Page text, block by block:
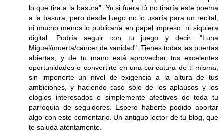
lo que tira a la basura". Yo si fuera tú no tiraría este poema
a la basura, pero desde luego no lo usaría para un recital,
ni mucho menos lo publicaría en papel impreso, ni siquiera
digital. Podría seguir con tu juego y decir: "Luna
Miguel/muerta/cáncer de vanidad". Tienes todas las puertas
abiertas, y de tu mano está aprovechar tus excelentes
oportunidades o convertirte en una caricatura de ti misma,
sin imponerte un nivel de exigencia a la altura de tus
ambiciones, y haciendo caso sólo de los aplausos y los
elogios interesados o simplemente afectivos de toda tu
parroquia de seguidores. Espero haberte podido aportar
algo con este comentario. Un antiguo lector de tu blog, que
te saluda atentamente.